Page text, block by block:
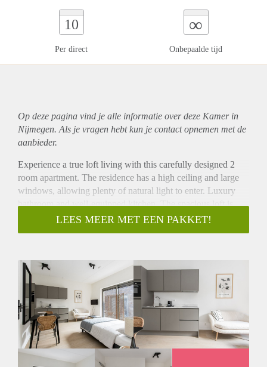
10
Per direct
∞
Onbepaalde tijd
Op deze pagina vind je alle informatie over deze Kamer in
Nijmegen. Als je vragen hebt kun je contact opnemen met de
aanbieder.
Experience a true loft living with this carefully designed 2
room apartment. The residence has a high ceiling and large
windows, allowing plenty of natural light to enter. Luxury
bathroom and well-equipped kitchen. The spacious loft is
fully furnished.
The apartments are centrally located, only a 8 minute walk
home away from home.
Ideal for one or two occupants, the apartment feature a
beautiful open kitchen and dining area, comfortable living
and working space, and a double bed to relax at the end of a
long day.
LEES MEER MET EEN PAKKET!